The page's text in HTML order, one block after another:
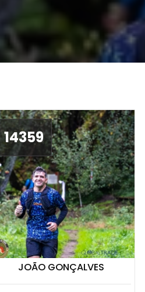
14359
JOÃO GONÇALVES